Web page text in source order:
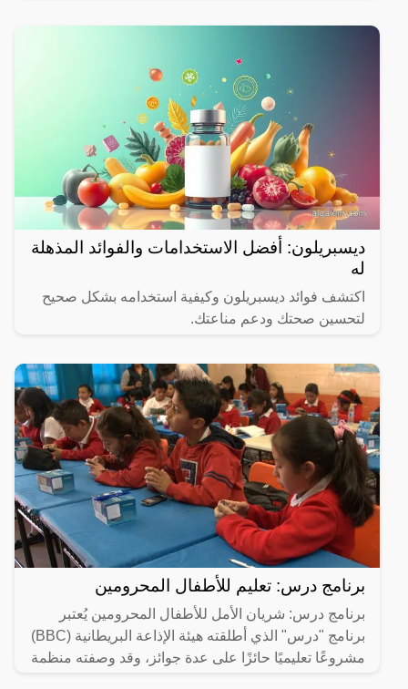
ديسبريلون: أفضل الاستخدامات والفوائد المذهلة
له
اكتشف فوائد ديسبريلون وكيفية استخدامه بشكل صحيح
لتحسين صحتك ودعم مناعتك.
برنامج درس: تعليم للأطفال المحرومين
برنامج درس: شريان الأمل للأطفال المحرومين يُعتبر
برنامج "درس" الذي أطلقته هيئة الإذاعة البريطانية (BBC)
مشروعًا تعليميًا حائزًا على عدة جوائز، وقد وصفته منظمة